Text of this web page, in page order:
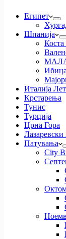
Египет
Шпанија
Коста
Ибица
Италија
Крстарења
Тунис
Турција
Црна Гора
Патувања
City